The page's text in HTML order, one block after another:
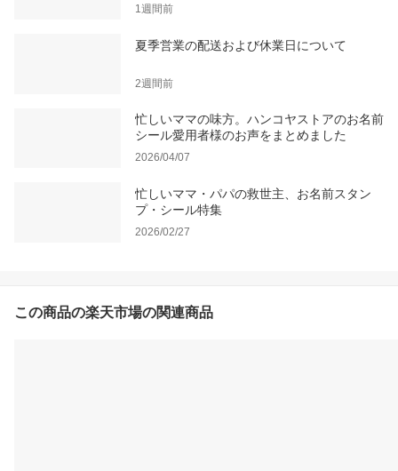
1週間前
夏季営業の配送および休業日について
2週間前
忙しいママの味方。ハンコヤストアのお名前
シール愛用者様のお声をまとめました
2026/04/07
忙しいママ・パパの救世主、お名前スタン
プ・シール特集
2026/02/27
この商品の楽天市場の関連商品